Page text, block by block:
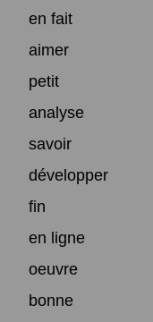
en fait
aimer
petit
analyse
savoir
développer
fin
en ligne
oeuvre
bonne